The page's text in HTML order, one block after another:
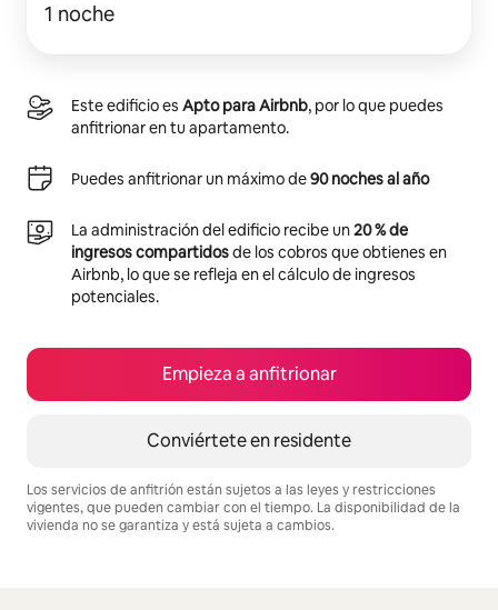
1 noche
Este edificio es Apto para Airbnb, por lo que puedes
anfitrionar en tu apartamento.
Puedes anfitrionar un máximo de90 noches al año
La administración del edificio recibe un20 % de
ingresos compartidosde los cobros que obtienes en
Airbnb, lo que se refleja en el cálculo de ingresos
potenciales.
Empieza a anfitrionar
Conviértete en residente
Los servicios de anfitrión están sujetos a las leyes y restricciones
vigentes, que pueden cambiar con el tiempo. La disponibilidad de la
vivienda no se garantiza y está sujeta a cambios.